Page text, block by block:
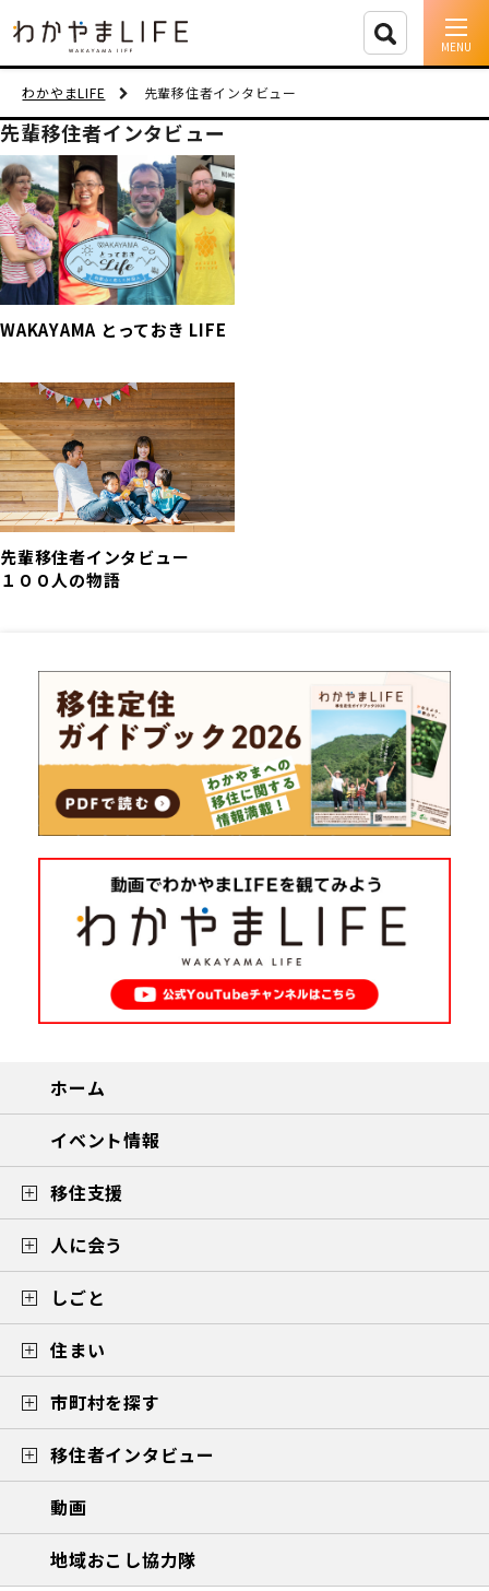
イベント情報
移住支援
人に会う
しごと
住まい
移住者インタビュー
動画
地域おこし協力隊
わかやまLIFE 先輩移住者インタビュー
先輩移住者インタビュー
WAKAYAMA とっておき LIFE
先輩移住者インタビュー
１００人の物語
ホーム
イベント情報
移住支援
人に会う
しごと
住まい
市町村を探す
移住者インタビュー
動画
地域おこし協力隊